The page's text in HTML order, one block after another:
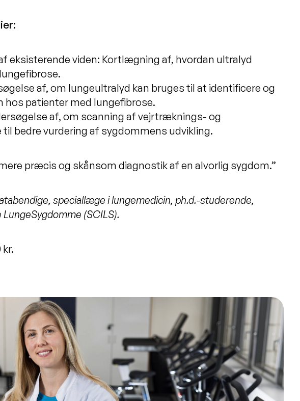
eksisterende viden: Kortlægning af, hvordan ultralyd
af, om lungeultralyd kan bruges til at identificere og
patienter med lungefibrose.
af, om scanning af vejrtræknings- og
bedre vurdering af sygdommens udvikling.
præcis og skånsom diagnostik af en alvorlig sygdom.”
speciallæge i lungemedicin, ph.d.-studerende,
LungeSygdomme (SCILS).